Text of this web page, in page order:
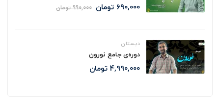
690,000 تومان 990,000 تومان
دبستان
دوره‌ی جامع نورون
4,990,000 تومان